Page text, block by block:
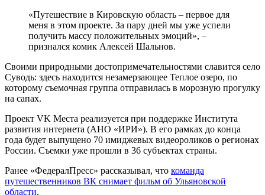
«Путешествие в Кировскую область – первое для
меня в этом проекте. За пару дней мы уже успели
получить массу положительных эмоций», –
признался комик Алексей Шальнов.
Своими природными достопримечательностями славится село
Суводь: здесь находится незамерзающее Теплое озеро, по
которому съемочная группа отправилась в морозную прогулку
на сапах.
Проект VK Места реализуется при поддержке Института
развития интернета (АНО «ИРИ»). В его рамках до конца
года будет выпущено 70 имиджевых видеороликов о регионах
России. Съемки уже прошли в 36 субъектах страны.
Ранее «ФедералПресс» рассказывал, что команда
путешественников ВК снимает фильм об Ульяновской
области.